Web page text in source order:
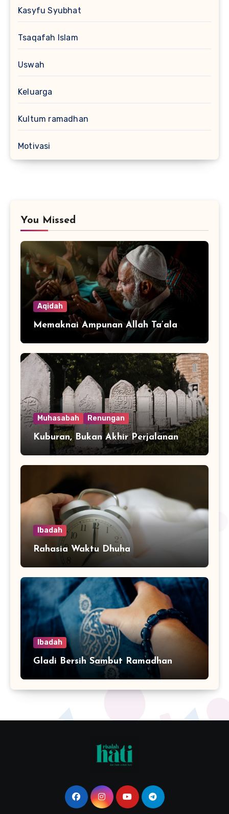
Kasyfu Syubhat
Tsaqafah Islam
Uswah
Keluarga
Kultum ramadhan
Motivasi
You Missed
Aqidah
Memaknai Ampunan Allah Ta’ala
Muhasabah Renungan
Kuburan, Bukan Akhir Perjalanan
Ibadah
Rahasia Waktu Dhuha
Ibadah
Gladi Bersih Sambut Ramadhan